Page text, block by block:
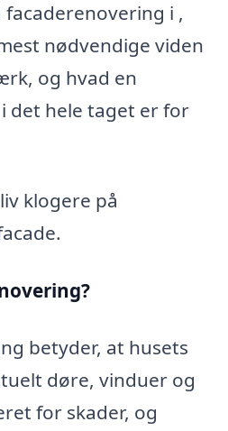
i ,
nødvendige viden
og hvad en
det hele taget er for
klogere på
betyder, at husets
døre, vinduer og
for skader, og